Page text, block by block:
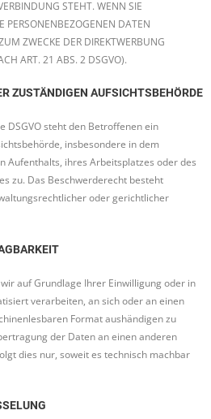
STEHT. WENN SIE
PERSONENBEZOGENEN DATEN
ZWECKE DER DIREKTWERBUNG
ART. 21 ABS. 2 DSGVO).
ZUSTÄNDIGEN AUFSICHTS­BEHÖRDE
DSGVO steht den Betroffenen ein
insbesondere in dem
Aufenthalts, ihres Arbeitsplatzes oder des
zu. Das Beschwerderecht besteht
oder gerichtlicher
auf Grundlage Ihrer Einwilligung oder in
verarbeiten, an sich oder an einen
Format aushändigen zu
der Daten an einen anderen
dies nur, soweit es technisch machbar